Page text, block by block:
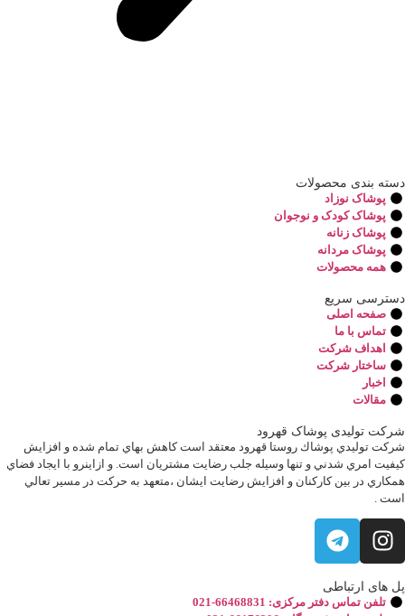
دسته بندی محصولات
پوشاک نوزاد
پوشاک کودک و نوجوان
پوشاک زنانه
پوشاک مردانه
همه محصولات
دسترسی سریع
صفحه اصلی
تماس با ما
اهداف شرکت
ساختار شرکت
اخبار
مقالات
شرکت تولیدی پوشاک قهرود
شركت توليدي پوشاك روستا قهرود معتقد است كاهش بهاي تمام شده و افزايش
كيفيت امري شدني و تنها وسيله جلب رضايت مشتريان است. و ازاينرو با ايجاد فضاي
همكاري در بين كاركنان و افزايش رضايت ايشان ،متعهد به حركت در مسير تعالي
است .
پل های ارتباطی
تلفن تماس دفتر مرکزی: 66468831-021